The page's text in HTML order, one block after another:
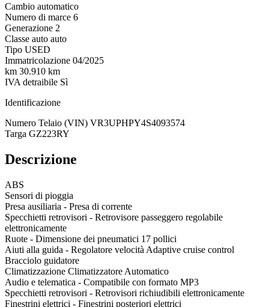
Cambio automatico
Numero di marce 6
Generazione 2
Classe auto auto
Tipo USED
Immatricolazione 04/2025
km 30.910 km
IVA detraibile Sì
Identificazione
Numero Telaio (VIN) VR3UPHPY4S4093574
Targa GZ223RY
Descrizione
ABS
Sensori di pioggia
Presa ausiliaria - Presa di corrente
Specchietti retrovisori - Retrovisore passeggero regolabile
elettronicamente
Ruote - Dimensione dei pneumatici 17 pollici
Aiuti alla guida - Regolatore velocità Adaptive cruise control
Bracciolo guidatore
Climatizzazione Climatizzatore Automatico
Audio e telematica - Compatibile con formato MP3
Specchietti retrovisori - Retrovisori richiudibili elettronicamente
Finestrini elettrici - Finestrini posteriori elettrici